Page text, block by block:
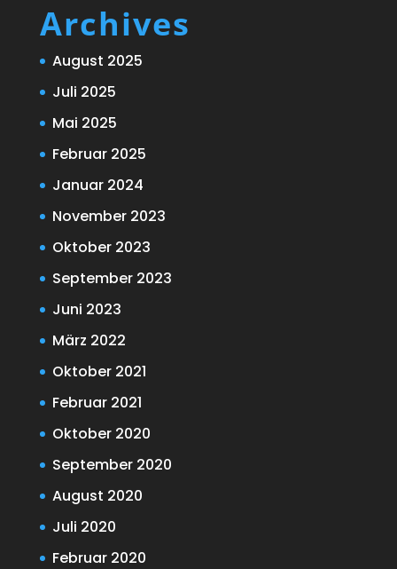
Archives
August 2025
Juli 2025
Mai 2025
Februar 2025
Januar 2024
November 2023
Oktober 2023
September 2023
Juni 2023
März 2022
Oktober 2021
Februar 2021
Oktober 2020
September 2020
August 2020
Juli 2020
Februar 2020